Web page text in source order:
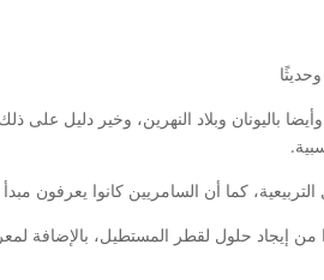
باليونان وبلاد النهرين، وخير دليل على ذلك
كما أن السامريين كانوا يعرفون
من إيجاد حلول لقطر المستطيل، بالإضافة